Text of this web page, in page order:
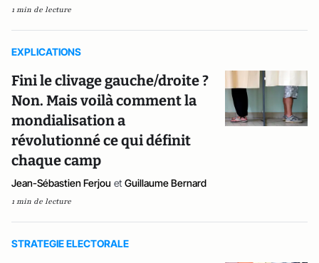
1 min de lecture
EXPLICATIONS
Fini le clivage gauche/droite ?
Non. Mais voilà comment la
mondialisation a
révolutionné ce qui définit
chaque camp
Jean-Sébastien Ferjou et Guillaume Bernard
1 min de lecture
STRATEGIE ELECTORALE